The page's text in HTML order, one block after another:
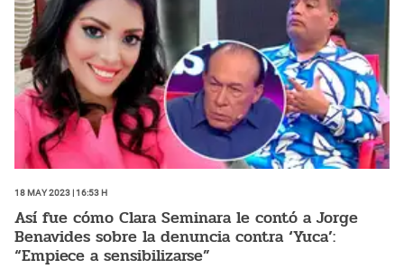
18 May 2023 | 16:53 h
Así fue cómo Clara Seminara le contó a Jorge
Benavides sobre la denuncia contra ‘Yuca’:
“Empiece a sensibilizarse”